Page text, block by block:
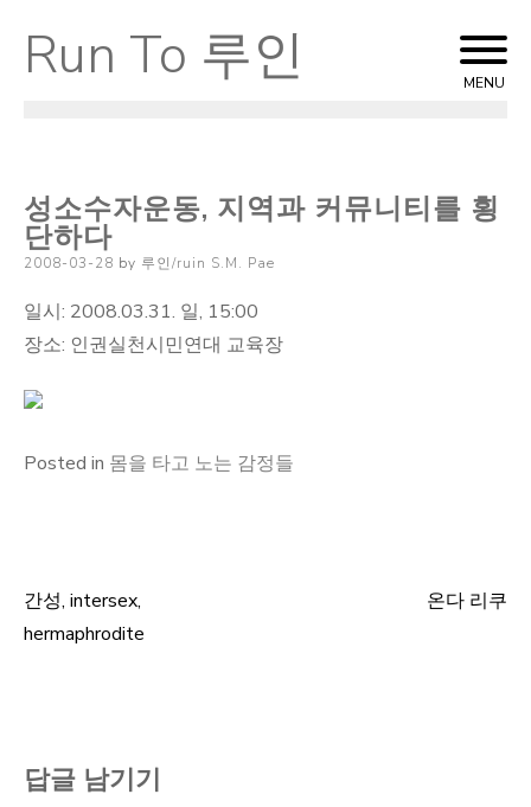
Skip
to
Run To 루인 MENU
성소수자운동, 지역과 커뮤니티를 횡
단하다
Posted
2008-03-28 by 루인/ruin S.M. Pae
일시: 2008.03.31. 일, 15:00
장소: 인권실천시민연대 교육장
Posted in 몸을 타고 노는 감정들
글
간성, intersex,
hermaphrodite
온다 리쿠
답글 남기기